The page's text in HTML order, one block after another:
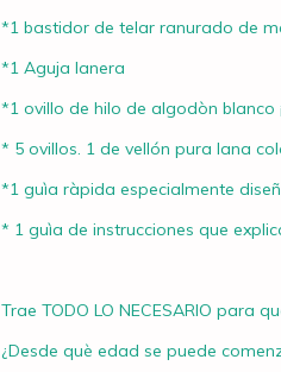
*1 bastidor de telar ranurado de
*1 Aguja lanera
*1 ovillo de hilo de algodòn blanco
* 5 ovillos. 1 de vellón pura lana
*1 guìa ràpida especialmente
* 1 guìa de instrucciones que
Trae TODO LO NECESARIO para
¿Desde què edad se puede